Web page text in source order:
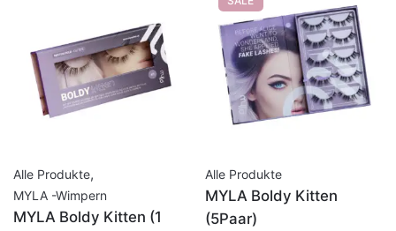
Alle Produkte,
MYLA -Wimpern
MYLA Boldy Kitten (1
Alle Produkte
MYLA Boldy Kitten
(5Paar)